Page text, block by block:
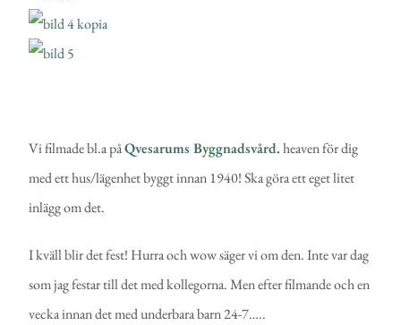
Vi filmade bl.a påQvesarums Byggnadsvård.heaven för dig
med ett hus/lägenhet byggt innan 1940! Ska göra ett eget litet
inlägg om det.
I kväll blir det fest! Hurra och wow säger vi om den. Inte var dag
som jag festar till det med kollegorna. Men efter filmande och en
vecka innan det med underbara barn 24-7…..